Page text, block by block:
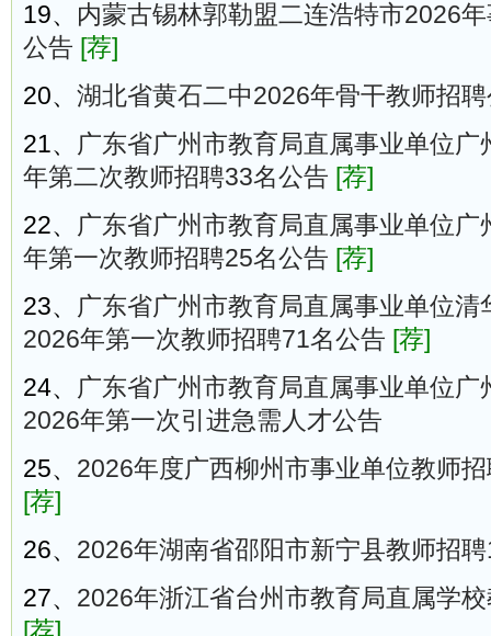
19、 内蒙古锡林郭勒盟二连浩特市2026
公告 [荐]
20、 湖北省黄石二中2026年骨干教师招
21、 广东省广州市教育局直属事业单位广
年第二次教师招聘33名公告 [荐]
22、 广东省广州市教育局直属事业单位广
年第一次教师招聘25名公告 [荐]
23、 广东省广州市教育局直属事业单位清
2026年第一次教师招聘71名公告 [荐]
24、 广东省广州市教育局直属事业单位广
2026年第一次引进急需人才公告
25、 2026年度广西柳州市事业单位教师
[荐]
26、 2026年湖南省邵阳市新宁县教师招
27、 2026年浙江省台州市教育局直属学